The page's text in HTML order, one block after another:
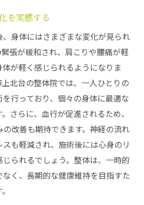
をサポートする整体
ョンでストレスを軽減する秘訣
消に効果的なリラクゼーション
すリラクゼーションテクニック
地よさを最大限に活かす
ション施術前後の心掛け
にできるリラクゼーション方法
北台で人気のリラクゼーション
ーションの組み合わせで相乗効
を実感する
身体にはさまざまな変化が見られ
張が緩和され、肩こりや腰痛が軽
が軽く感じられるようになりま
北台の整体院では、一人ひとりの
行っており、個々の身体に最適な
さらに、血行が促進されるため、
改善も期待できます。神経の流れ
も軽減され、施術後には心身のリ
られるでしょう。整体は、一時的
く、長期的な健康維持を目指すた